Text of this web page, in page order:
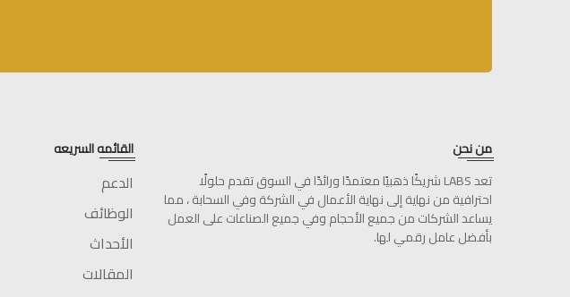
من نحن
تعد LABS شريكًا ذهبيًا معتمدًا ورائدًا في السوق تقدم حلولًا
احترافية من نهاية إلى نهاية الأعمال في الشركة وفي السحابة ، مما
يساعد الشركات من جميع الأحجام وفي جميع الصناعات على العمل
بأفضل عامل رقمي لها.
القائمه السريعه
الدعم
الوظائف
الأحداث
المقالات